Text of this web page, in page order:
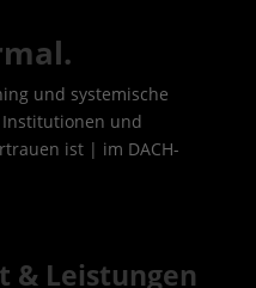
und systemische
und
ist | im DACH-
& Leistungen